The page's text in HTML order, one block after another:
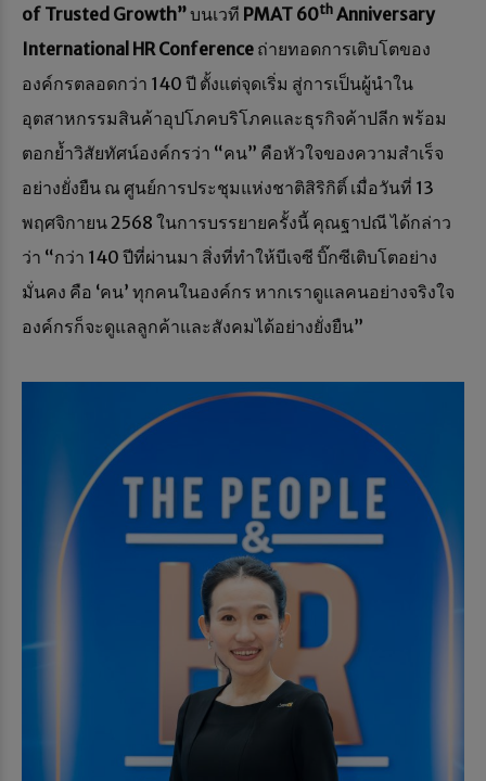
of Trusted Growth”บนเวที PMAT 60th Anniversary
International HR Conference ถ่ายทอดการเติบโตของ
องค์กรตลอดกว่า 140 ปี ตั้งแต่จุดเริ่ม สู่การเป็นผู้นำใน
อุตสาหกรรมสินค้าอุปโภคบริโภคและธุรกิจค้าปลีก พร้อม
ตอกย้ำวิสัยทัศน์องค์กรว่า “คน” คือหัวใจของความสำเร็จ
อย่างยั่งยืน ณ ศูนย์การประชุมแห่งชาติสิริกิติ์ เมื่อวันที่ 13
พฤศจิกายน 2568 ในการบรรยายครั้งนี้ คุณฐาปณี ได้กล่าว
ว่า “กว่า 140 ปีที่ผ่านมา สิ่งที่ทำให้บีเจซี บิ๊กซีเติบโตอย่าง
มั่นคง คือ ‘คน’ ทุกคนในองค์กร หากเราดูแลคนอย่างจริงใจ
องค์กรก็จะดูแลลูกค้าและสังคมได้อย่างยั่งยืน”